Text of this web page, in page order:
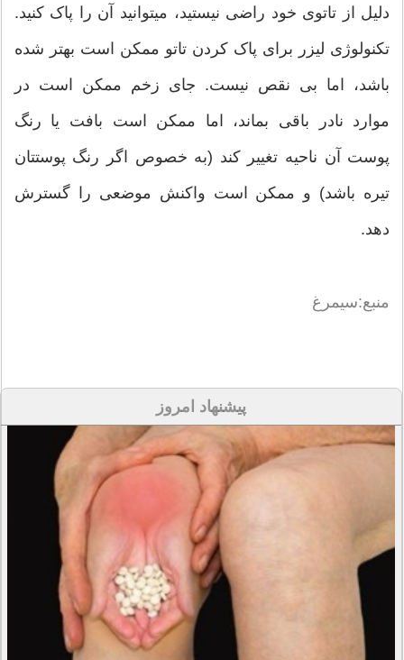
دلیل از تاتوی خود راضی نیستید، میتوانید آن را پاک کنید.
تکنولوژی لیزر برای پاک کردن تاتو ممکن است بهتر شده
باشد، اما بی نقص نیست. جای زخم ممکن است در
موارد نادر باقی بماند، اما ممکن است بافت یا رنگ
پوست آن ناحیه تغییر کند (به خصوص اگر رنگ پوستتان
تیره باشد) و ممکن است واکنش موضعی را گسترش
دهد.
منبع:سیمرغ
پیشنهاد امروز